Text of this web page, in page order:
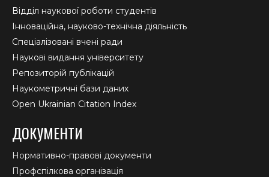
Відділ наукової роботи студентів
Інноваційна, науково-технічна діяльність
Спеціалізовані вчені ради
Наукові видання університету
Репозиторій публікацій
Наукометричні бази даних
Open Ukrainian Citation Index
ДОКУМЕНТИ
Нормативно-правові документи
Профспілкова організація